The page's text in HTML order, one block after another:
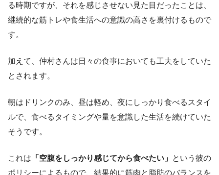
る時期ですが、それを感じさせない見た目だったことは、
継続的な筋トレや食生活への意識の高さを裏付けるもので
す。
加えて、仲村さんは日々の食事においても工夫をしていた
とされます。
朝はドリンクのみ、昼は軽め、夜にしっかり食べるスタイ
ルで、食べるタイミングや量を意識した生活を続けていた
そうです。
これは 「空腹をしっかり感じてから食べたい」 という彼の
ポリシーによるもので、結果的に筋肉と脂肪のバランスを